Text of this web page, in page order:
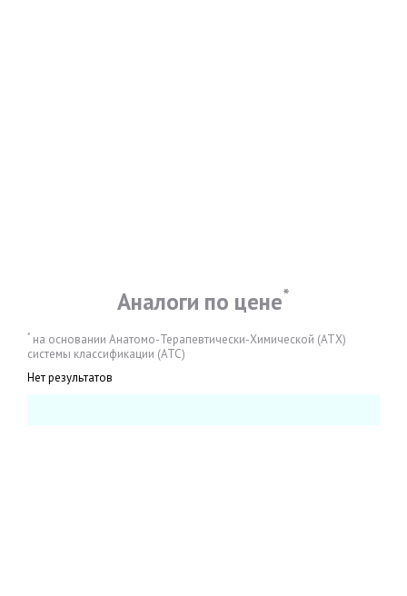
Аналоги по цене*
* на основании Анатомо-Терапевтически-Химической (АТХ)
системы классификации (АТС)
Нет результатов